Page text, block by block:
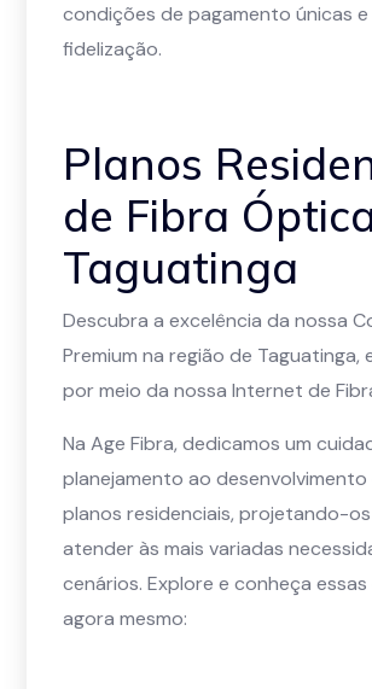
condições de pagamento únicas e
fidelização.
Planos
de Fibra
Taguatinga
Descubra a excelência da nossa
Premium na região de Taguatinga,
por meio da nossa Internet de
Na Age Fibra, dedicamos um
planejamento ao
planos residenciais, projetando-
atender às mais variadas
cenários. Explore e conheça
agora mesmo: